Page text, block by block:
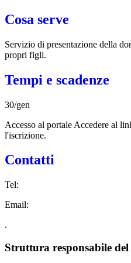
Cosa serve
Servizio di presentazione della
propri figli.
Tempi e scadenze
30/gen
Accesso al portale Accedere al
l'iscrizione.
Contatti
Tel:
Email:
.
Struttura responsabile del